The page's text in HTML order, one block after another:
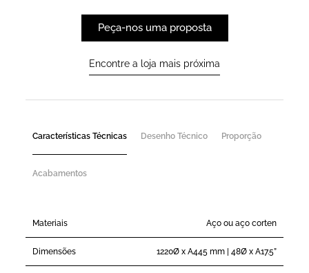
Peça-nos uma proposta
Encontre a loja mais próxima
Características Técnicas Desenho Técnico Proporção
Acabamentos
Materiais Aço ou aço corten
Dimensões 1220Ø x A445 mm | 48Ø x A17.5”